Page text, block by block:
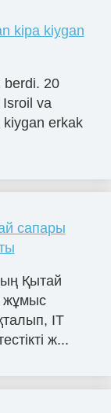
kipa kiygan
berdi. 20
va
erkak
сапары
Қытай
жұмыс
IT
ж...